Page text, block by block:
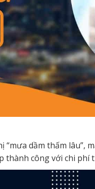
dầm thấm lâu”,
công với chi phí